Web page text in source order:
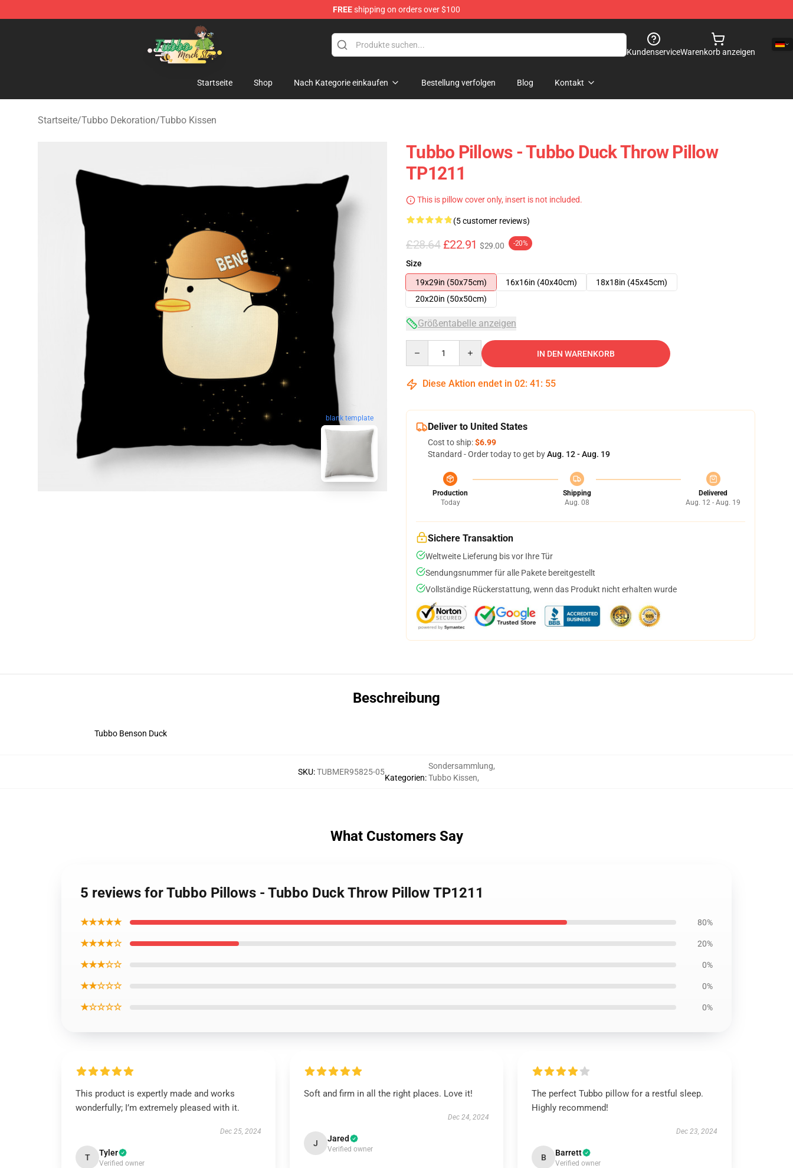
FREEshipping on orders over $100
Tubbo Store - Official Tubbo Merchandise Shop
KundenserviceWarenkorb anzeigen
Startseite Shop Nach Kategorie einkaufen Bestellung verfolgen Blog Kontakt
Startseite/Tubbo Dekoration/Tubbo Kissen
blank template
Tubbo Pillows - Tubbo Duck Throw Pillow
TP1211
This is pillow cover only, insert is not included.
(5 customer reviews)
£28.64 £22.91 $29.00 -20%
Size
19x29in (50x75cm)
16x16in (40x40cm)
18x18in (45x45cm)
20x20in (50x50cm)
Größentabelle anzeigen
IN DEN WARENKORB
Diese Aktion endet in 02: 41 : 54
Deliver to United States
Cost to ship:$6.99
Standard - Order today to get byAug. 12 - Aug. 19
Production
Today
Shipping
Aug. 08
Delivered
Aug. 12 - Aug. 19
Sichere Transaktion
Weltweite Lieferung bis vor Ihre Tür
Sendungsnummer für alle Pakete bereitgestellt
Vollständige Rückerstattung, wenn das Produkt nicht erhalten wurde
Beschreibung
Tubbo Benson Duck
SKU:TUBMER95825-05
Kategorien:
Sondersammlung,
Tubbo Kissen,
What Customers Say
5 reviews for Tubbo Pillows - Tubbo Duck Throw Pillow TP1211
★★★★★ 80%
★★★★☆ 20%
★★★☆☆ 0%
★★☆☆☆ 0%
★☆☆☆☆ 0%
This product is expertly made and works
wonderfully; I’m extremely pleased with it.
Dec 25, 2024
T Tyler
Verified owner
Soft and firm in all the right places. Love it!
Dec 24, 2024
J Jared
Verified owner
The perfect Tubbo pillow for a restful sleep.
Highly recommend!
Dec 23, 2024
B Barrett
Verified owner